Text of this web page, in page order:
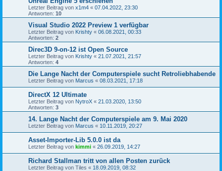
Letzter Beitrag von x1m4 « 07.04.2022, 23:30
Antworten: 10
Visual Studio 2022 Preview 1 verfügbar
Letzter Beitrag von Krishty « 06.08.2021, 00:33
Antworten: 2
Direc3D 9-on-12 ist Open Source
Letzter Beitrag von Krishty « 21.07.2021, 21:57
Antworten: 4
Die Lange Nacht der Computerspiele sucht Retroliebhabende
Letzter Beitrag von Marcus « 08.03.2021, 17:18
DirectX 12 Ultimate
Letzter Beitrag von NytroX « 21.03.2020, 13:50
Antworten: 3
14. Lange Nacht der Computerspiele am 9. Mai 2020
Letzter Beitrag von Marcus « 10.11.2019, 20:27
Asset-Importer-Lib 5.0.0 ist da
Letzter Beitrag von kimmi « 26.09.2019, 14:27
Richard Stallman tritt von allen Posten zurück
Letzter Beitrag von Tiles « 18.09.2019, 08:32